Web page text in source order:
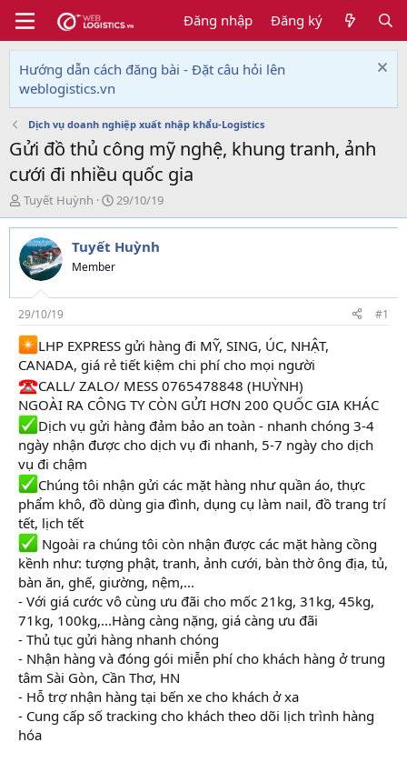
Đăng nhập Đăng ký
Hướng dẫn cách đăng bài - Đặt câu hỏi lên
weblogistics.vn
Dịch vụ doanh nghiệp xuất nhập khẩu-Logistics
Gửi đồ thủ công mỹ nghệ, khung tranh, ảnh
cưới đi nhiều quốc gia
T
h
r
e
a
d
s
t
a
r
t
e
r
Tuyết Huỳnh
N
g
à
y
i
29/10/19
Tuyết Huỳnh
Member
29/10/19 #1
LHP EXPRESS gửi hàng đi MỸ, SING, ÚC, NHẬT,
CANADA, giá rẻ tiết kiệm chi phí cho mọi người
CALL/ ZALO/ MESS 0765478848 (HUỲNH)
NGOÀI RA CÔNG TY CÒN GỬI HƠN 200 QUỐC GIA KHÁC
Dịch vụ gửi hàng đảm bảo an toàn - nhanh chóng 3-4
ngày nhận được cho dịch vụ đi nhanh, 5-7 ngày cho dịch
vụ đi chậm
Chúng tôi nhận gửi các mặt hàng như quần áo, thực
phẩm khô, đồ dùng gia đình, dụng cụ làm nail, đồ trang trí
tết, lịch tết
Ngoài ra chúng tôi còn nhận được các mặt hàng cồng
kềnh như: tượng phật, tranh, ảnh cưới, bàn thờ ông địa, tủ,
bàn ăn, ghế, giường, nệm,...
- Với giá cước vô cùng ưu đãi cho mốc 21kg, 31kg, 45kg,
71kg, 100kg,...Hàng càng nặng, giá càng ưu đãi
- Thủ tục gửi hàng nhanh chóng
- Nhận hàng và đóng gói miễn phí cho khách hàng ở trung
tâm Sài Gòn, Cần Thơ, HN
- Hỗ trợ nhận hàng tại bến xe cho khách ở xa
- Cung cấp số tracking cho khách theo dõi lịch trình hàng
hóa